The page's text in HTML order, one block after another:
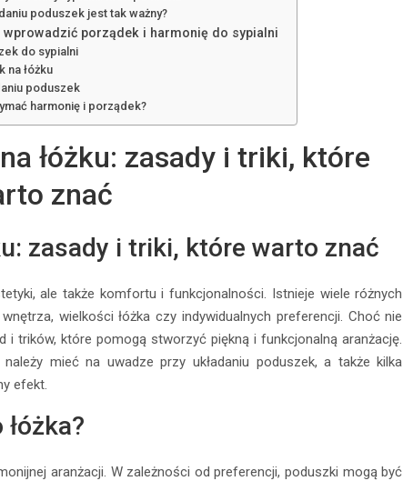
poduszek jest tak ważny?
wprowadzić porządek i harmonię do sypialni
do sypialni
na łóżku
poduszek
harmonię i porządek?
łóżku: zasady i triki, które
znać
zasady i triki, które warto znać
ale także komfortu i funkcjonalności. Istnieje wiele różnych
wielkości łóżka czy indywidualnych preferencji. Choć nie
i trików, które pomogą stworzyć piękną i funkcjonalną aranżację.
mieć na uwadze przy układaniu poduszek, a także kilka
efekt.
aranżacji. W zależności od preferencji, poduszki mogą być